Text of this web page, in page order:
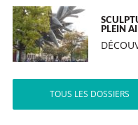
PLEIN
TOUS LES DOSSIERS